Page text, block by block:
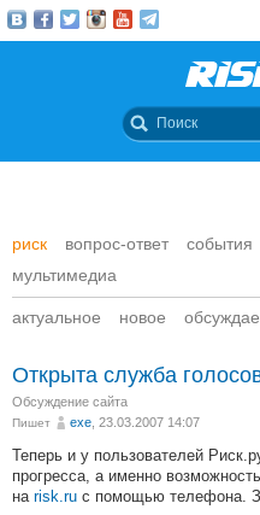
риск вопрос-ответ события
мультимедиа
актуальное новое
Открыта служба
Обсуждение сайта
Пишет exe , 23.03.2007 14:07
Теперь и у пользователей
прогресса, а именно
на risk.ru с помощью телефона.